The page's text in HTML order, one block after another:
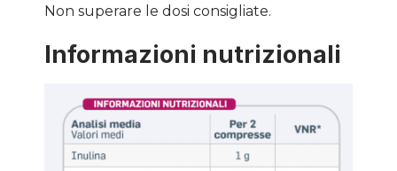
Non superare le dosi consigliate.
Informazioni nutrizionali